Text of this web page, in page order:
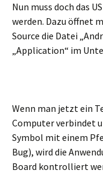
Nun muss doch das
werden. Dazu öffnet
Source die Datei
„Application“ im
Wenn man jetzt ein
Computer verbindet
Symbol mit einem
Bug), wird die
Board kontrolliert